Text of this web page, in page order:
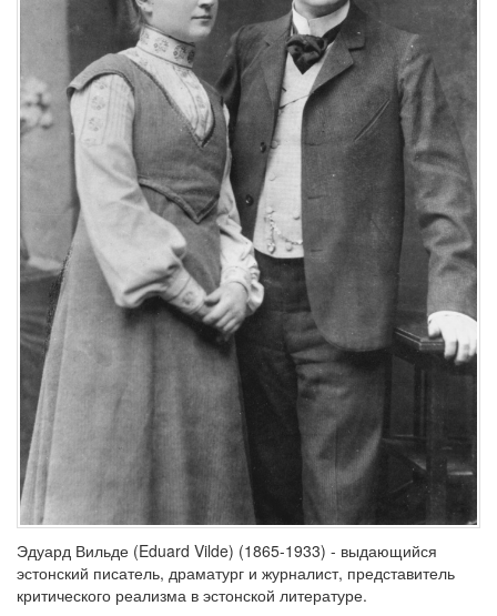
Эдуард Вильде (Eduard Vilde) (1865-1933) - выдающийся
эстонский писатель, драматург и журналист, представитель
критического реализма в эстонской литературе.